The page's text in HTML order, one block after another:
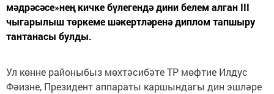
мәдрәсәсе»нең кичке бүлегендә дини белем алган III
чыгарылыш төркеме шәкертләренә диплом тапшыру
тантанасы булды.
Ул көнне районыбыз мөхтәсибәте ТР мөфтие Илдус
Фәизне, Президент аппараты каршындагы дин эшләре